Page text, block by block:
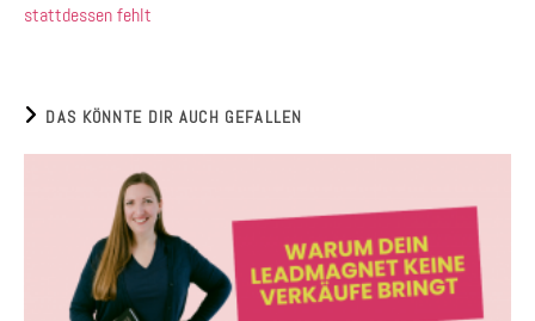
stattdessen fehlt
DAS KÖNNTE DIR AUCH GEFALLEN